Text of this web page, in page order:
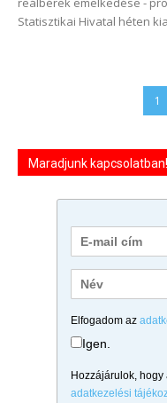
Statisztikai Hivatal héten
1
Maradjunk kapcsolatban!
Elfogadom az
Igen.
Hozzájárulok, hogy
adatkezelési